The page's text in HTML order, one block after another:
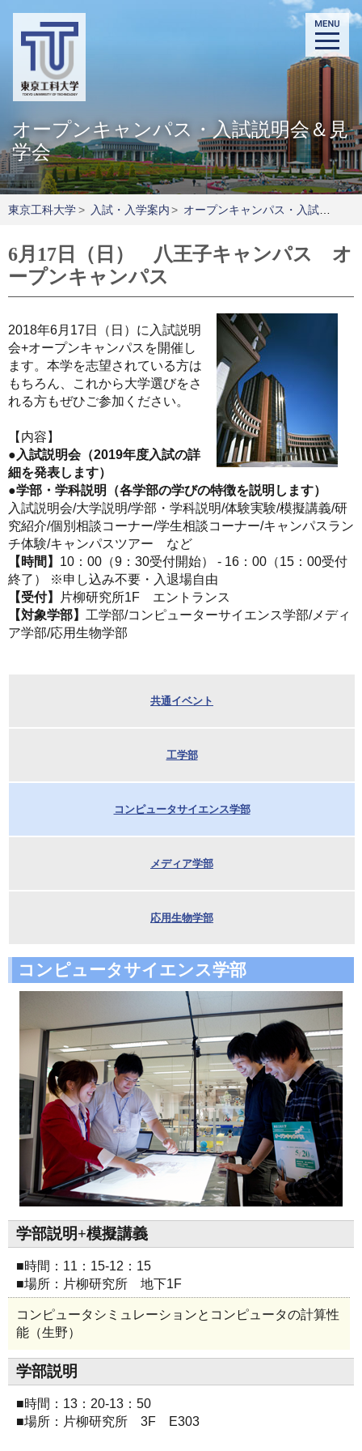
オープンキャンパス・入試説明会＆見
学会
東京工科大学> 入試・入学案内 > オープンキャンパス・入試説明会＆見学会
6月17日（日） 八王子キャンパス オ
ープンキャンパス
2018年6月17日（日）に入試説明
会+オープンキャンパスを開催し
ます。本学を志望されている方は
もちろん、これから大学選びをさ
れる方もぜひご参加ください。
【内容】
●入試説明会（2019年度入試の詳
細を発表します）
●学部・学科説明（各学部の学びの特徴を説明します）
入試説明会/大学説明/学部・学科説明/体験実験/模擬講義/研
究紹介/個別相談コーナー/学生相談コーナー/キャンパスラン
チ体験/キャンパスツアー など
【時間】 10：00（9：30受付開始） - 16：00（15：00受付
終了） ※申し込み不要・入退場自由
【受付】
片柳研究所1F エントランス
【対象学部】 工学部/コンピューターサイエンス学部/メディ
ア学部/応用生物学部
共通イベント
工学部
コンピュータサイエンス学部
メディア学部
応用生物学部
コンピュータサイエンス学部
学部説明+模擬講義
■時間：11：15-12：15
■場所：片柳研究所 地下1F
コンピュータシミュレーションとコンピュータの計算性
能（生野）
学部説明
■時間：13：20-13：50
■場所：片柳研究所 3F E303